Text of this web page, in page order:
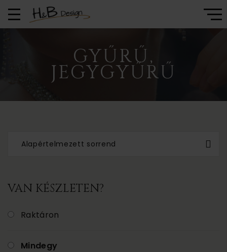
GYŰRŰ,
JEGYGYŰRŰ
Alapértelmezett sorrend
VAN KÉSZLETEN?
Raktáron
Mindegy